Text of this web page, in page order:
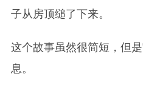
子从房顶缒了下来。
这个故事虽然很简短，但
息。